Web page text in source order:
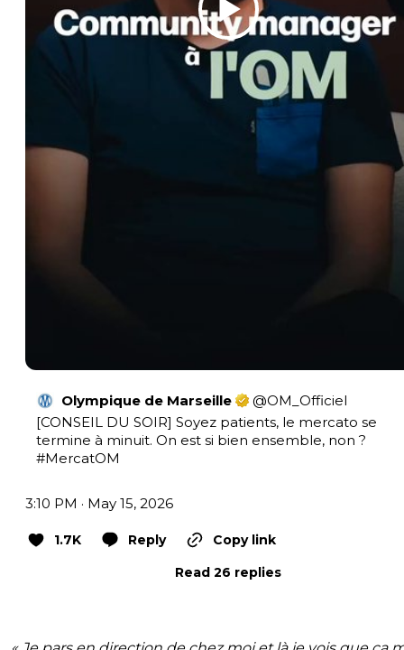
Olympique de Marseille @OM_Officiel
[CONSEIL DU SOIR] Soyez patients, le mercato se
#MercatOM
3:10 PM · May 15, 2026
1.7K Reply
Copy link
Read 26 replies